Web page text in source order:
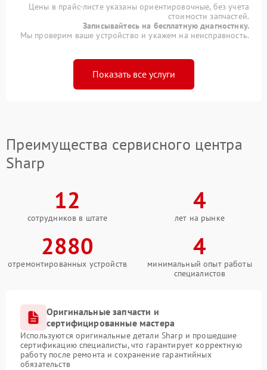
Цены в прайс-листе указаны ориентировочные, без учета
стоимости запчастей.
Записывайтесь на бесплатную диагностику.
Мы проверим ваше устройство и укажем на неисправность.
Показать все услуги
Преимущества сервисного центра
Sharp
12
сотрудников в штате
4
лет на рынке
2880
отремонтированных устройств
4
минимальный опыт работы
специалистов
Оригинальные запчасти и
сертифицированные мастера
Используются оригинальные детали Sharp и прошедшие
сертификацию специалисты, что гарантирует корректную
работу после ремонта и сохранение гарантийных
обязательств